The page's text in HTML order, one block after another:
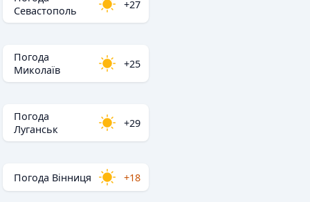
Севастополь
+27
Погода
Миколаїв
+25
Погода
Луганськ
+29
Погода Вінниця +18